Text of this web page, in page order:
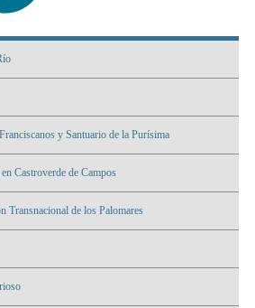
y Santuario de la Purísima
Castroverde de Campos
Transnacional de los Palomares